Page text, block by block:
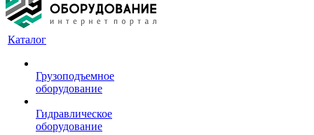
Каталог
Грузоподъемное
оборудование
Гидравлическое
оборудование